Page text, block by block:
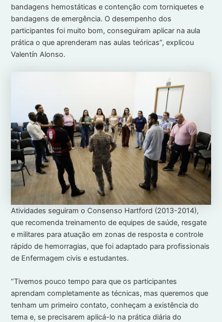
bandagens hemostáticas e contenção com torniquetes e
bandagens de emergência. O desempenho dos
participantes foi muito bom, conseguiram aplicar na aula
prática o que aprenderam nas aulas teóricas”, explicou
Valentín Alonso.
Atividades seguiram o Consenso Hartford (2013-2014),
que recomenda treinamento de equipes de saúde, resgate
e militares para atuação em zonas de resposta e controle
rápido de hemorragias, que foi adaptado para profissionais
de Enfermagem civis e estudantes.
“Tivemos pouco tempo para que os participantes
aprendam completamente as técnicas, mas queremos que
tenham um primeiro contato, conheçam a existência do
tema e, se precisarem aplicá-lo na prática diária do